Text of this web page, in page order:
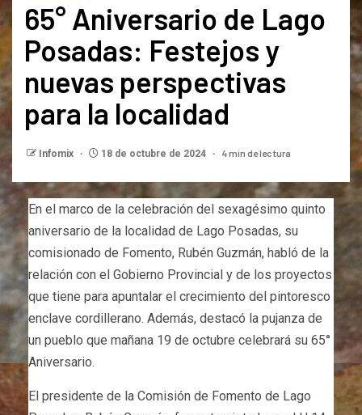
65° Aniversario de Lago
Posadas: Festejos y
nuevas perspectivas
para la localidad
Infomix 18 de octubre de 2024 4 min de lectura
En el marco de la celebración del sexagésimo quinto
aniversario de la localidad de Lago Posadas, su
comisionado de Fomento, Rubén Guzmán, habló de la
relación con el Gobierno Provincial y de los proyectos
que tiene para apuntalar el crecimiento del pintoresco
enclave cordillerano. Además, destacó la pujanza de
un pueblo que mañana 19 de octubre celebrará su 65°
Aniversario.
El presidente de la Comisión de Fomento de Lago